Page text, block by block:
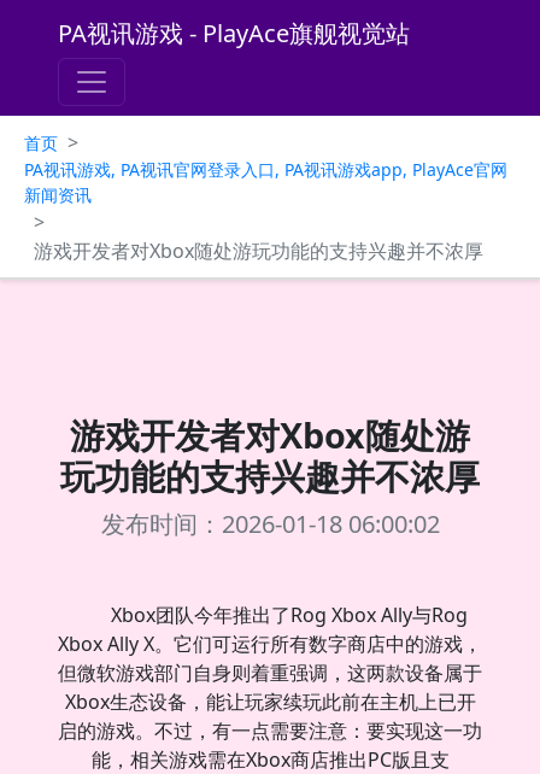
PA视讯游戏 - PlayAce旗舰视觉站
首页 >
PA视讯游戏, PA视讯官网登录入口, PA视讯游戏app, PlayAce官网
新闻资讯
>
游戏开发者对Xbox随处游玩功能的支持兴趣并不浓厚
游戏开发者对Xbox随处游
玩功能的支持兴趣并不浓厚
发布时间：2026-01-18 06:00:02
Xbox团队今年推出了Rog Xbox Ally与Rog
Xbox Ally X。它们可运行所有数字商店中的游戏，
但微软游戏部门自身则着重强调，这两款设备属于
Xbox生态设备，能让玩家续玩此前在主机上已开
启的游戏。不过，有一点需要注意：要实现这一功
能，相关游戏需在Xbox商店推出PC版且支